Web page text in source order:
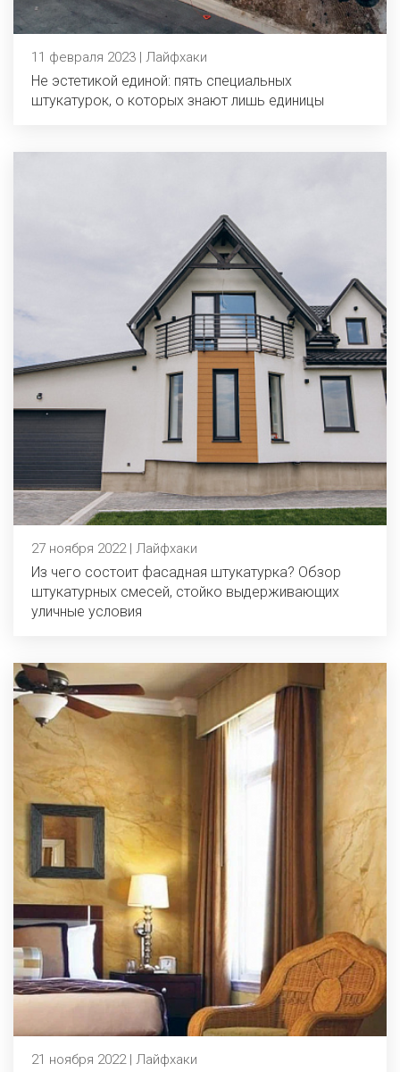
11 февраля 2023 | Лайфхаки
Не эстетикой единой: пять специальных
штукатурок, о которых знают лишь единицы
27 ноября 2022 | Лайфхаки
Из чего состоит фасадная штукатурка? Обзор
штукатурных смесей, стойко выдерживающих
уличные условия
21 ноября 2022 | Лайфхаки